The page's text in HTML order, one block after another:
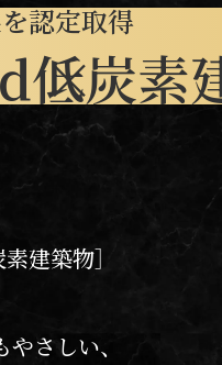
認定取得
低炭素
素建築物］
さしい、